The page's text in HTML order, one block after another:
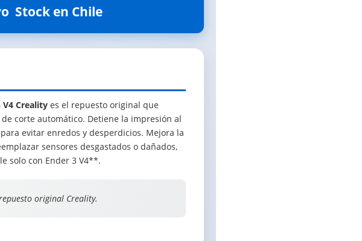
 Stock en Chile
Creality es el repuesto original que
corte automático. Detiene la impresión al
evitar enredos y desperdicios. Mejora la
sensores desgastados o dañados,
solo con Ender 3 V4**.
original Creality.